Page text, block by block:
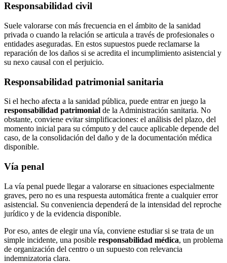
Responsabilidad civil
Suele valorarse con más frecuencia en el ámbito de la sanidad
privada o cuando la relación se articula a través de profesionales o
entidades aseguradas. En estos supuestos puede reclamarse la
reparación de los daños si se acredita el incumplimiento asistencial y
su nexo causal con el perjuicio.
Responsabilidad patrimonial sanitaria
Si el hecho afecta a la sanidad pública, puede entrar en juego la
responsabilidad patrimonial de la Administración sanitaria. No
obstante, conviene evitar simplificaciones: el análisis del plazo, del
momento inicial para su cómputo y del cauce aplicable depende del
caso, de la consolidación del daño y de la documentación médica
disponible.
Vía penal
La vía penal puede llegar a valorarse en situaciones especialmente
graves, pero no es una respuesta automática frente a cualquier error
asistencial. Su conveniencia dependerá de la intensidad del reproche
jurídico y de la evidencia disponible.
Por eso, antes de elegir una vía, conviene estudiar si se trata de un
simple incidente, una posible responsabilidad médica, un problema
de organización del centro o un supuesto con relevancia
indemnizatoria clara.